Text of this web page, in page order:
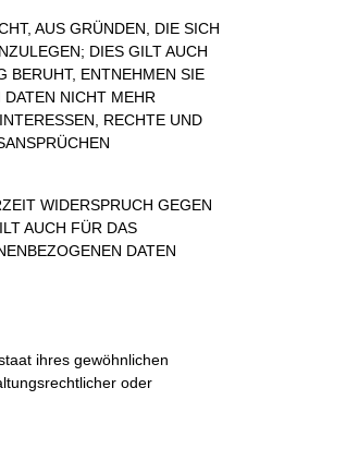
AUS GRÜNDEN, DIE SICH
DIES GILT AUCH
BERUHT, ENTNEHMEN SIE
NICHT MEHR
RECHTE UND
WIDERSPRUCH GEGEN
AUCH FÜR DAS
DATEN
ihres gewöhnlichen
oder